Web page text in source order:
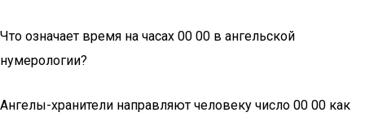
Что означает время на часах 00 00 в ангельской
нумерологии?
Ангелы-хранители направляют человеку число 00 00 как